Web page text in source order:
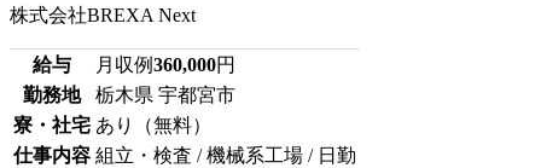
株式会社BREXA Next
給与 月収例360,000円
勤務地
栃木県 宇都宮市
寮・社宅 あり（無料）
仕事内容 組立・検査 / 機械系工場 / 日勤